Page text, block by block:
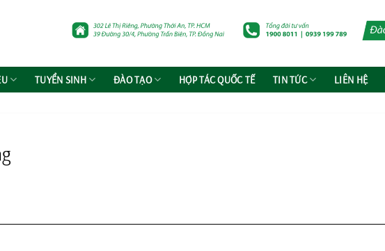
TUYỂN SINH ĐÀO TẠO HỢP TÁC QUỐC TẾ TIN TỨC LIÊN HỆ